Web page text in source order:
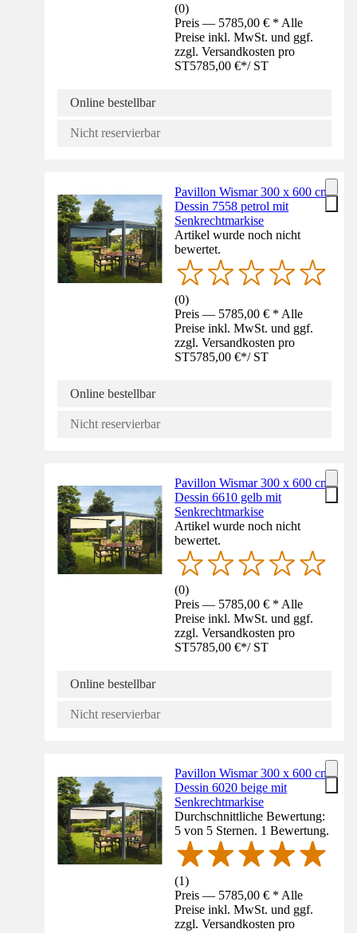
(0)
Preis — 5785,00 € * Alle
Preise inkl. MwSt. und ggf.
zzgl. Versandkosten pro
ST5785,00 €*/ ST
Online bestellbar
Nicht reservierbar
Pavillon Wismar 300 x 600 cm
Dessin 7558 petrol mit
Senkrechtmarkise
Artikel wurde noch nicht
bewertet.
(0)
Preis — 5785,00 € * Alle
Preise inkl. MwSt. und ggf.
zzgl. Versandkosten pro
ST5785,00 €*/ ST
Online bestellbar
Nicht reservierbar
Pavillon Wismar 300 x 600 cm
Dessin 6610 gelb mit
Senkrechtmarkise
Artikel wurde noch nicht
bewertet.
(0)
Preis — 5785,00 € * Alle
Preise inkl. MwSt. und ggf.
zzgl. Versandkosten pro
ST5785,00 €*/ ST
Online bestellbar
Nicht reservierbar
Pavillon Wismar 300 x 600 cm
Dessin 6020 beige mit
Senkrechtmarkise
Durchschnittliche Bewertung:
5 von 5 Sternen. 1 Bewertung.
(1)
Preis — 5785,00 € * Alle
Preise inkl. MwSt. und ggf.
zzgl. Versandkosten pro